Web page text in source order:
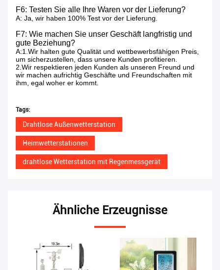
F6: Testen Sie alle Ihre Waren vor der Lieferung?
A: Ja, wir haben 100% Test vor der Lieferung.
F7: Wie machen Sie unser Geschäft langfristig und
gute Beziehung?
A:1.Wir halten gute Qualität und wettbewerbsfähigen Preis,
um sicherzustellen, dass unsere Kunden profitieren.
2.Wir respektieren jeden Kunden als unseren Freund und
wir machen aufrichtig Geschäfte und Freundschaften mit
ihm, egal woher er kommt.
Tags:
Drahtlose Außenwetterstation
Heimwetterstationen
drahtlose Wetterstation mit Regenmessgerät
Ähnliche Erzeugnisse